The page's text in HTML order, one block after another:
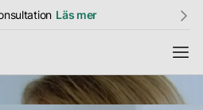
mer 20% Studentrabatt Läs mer